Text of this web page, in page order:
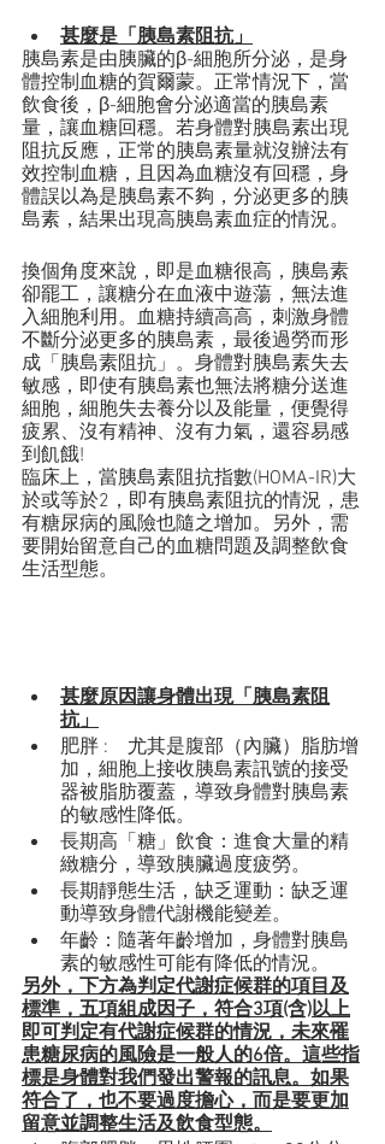
甚麼是「胰島素阻抗」
胰島素是由胰臟的β-細胞所分泌，是身
體控制血糖的賀爾蒙。正常情況下，當
飲食後，β-細胞會分泌適當的胰島素
量，讓血糖回穩。若身體對胰島素出現
阻抗反應，正常的胰島素量就沒辦法有
效控制血糖，且因為血糖沒有回穩，身
體誤以為是胰島素不夠，分泌更多的胰
島素，結果出現高胰島素血症的情況。
換個角度來說，即是血糖很高，胰島素
卻罷工，讓糖分在血液中遊蕩，無法進
入細胞利用。血糖持續高高，刺激身體
不斷分泌更多的胰島素，最後過勞而形
成「胰島素阻抗」。身體對胰島素失去
敏感，即使有胰島素也無法將糖分送進
細胞，細胞失去養分以及能量，便覺得
疲累、沒有精神、沒有力氣，還容易感
到飢餓!
臨床上，當胰島素阻抗指數(HOMA-IR)大
於或等於2，即有胰島素阻抗的情況，患
有糖尿病的風險也隨之增加。另外，需
要開始留意自己的血糖問題及調整飲食
生活型態。
甚麼原因讓身體出現「胰島素阻
抗」
肥胖 :　尤其是腹部（內臟）脂肪增
加，細胞上接收胰島素訊號的接受
器被脂肪覆蓋，導致身體對胰島素
的敏感性降低。
長期高「糖」飲食：進食大量的精
緻糖分，導致胰臟過度疲勞。
長期靜態生活，缺乏運動：缺乏運
動導致身體代謝機能變差。
年齡：隨著年齡增加，身體對胰島
素的敏感性可能有降低的情況。
另外，下方為判定代謝症候群的項目及
標準，五項組成因子，符合3項(含)以上
即可判定有代謝症候群的情況，未來罹
患糖尿病的風險是一般人的6倍。這些指
標是身體對我們發出警報的訊息。如果
符合了，也不要過度擔心，而是要更加
留意並調整生活及飲食型態。